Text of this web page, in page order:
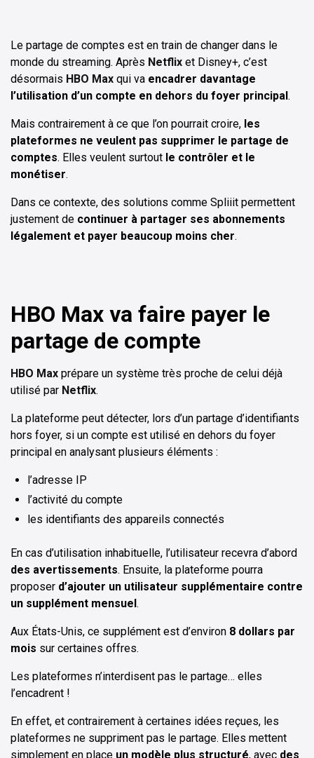
Le partage de comptes est en train de changer dans le
monde du streaming. Après Netflix et Disney+, c’est
désormais HBO Max qui va encadrer davantage
l’utilisation d’un compte en dehors du foyer principal.
Mais contrairement à ce que l’on pourrait croire, les
plateformes ne veulent pas supprimer le partage de
comptes. Elles veulent surtout le contrôler et le
monétiser.
Dans ce contexte, des solutions comme Spliiit permettent
justement de continuer à partager ses abonnements
légalement et payer beaucoup moins cher.
HBO Max va faire payer le
partage de compte
HBO Max prépare un système très proche de celui déjà
utilisé par Netflix.
La plateforme peut détecter, lors d’un partage d’identifiants
hors foyer, si un compte est utilisé en dehors du foyer
principal en analysant plusieurs éléments :
l’adresse IP
l’activité du compte
les identifiants des appareils connectés
En cas d’utilisation inhabituelle, l’utilisateur recevra d’abord
des avertissements. Ensuite, la plateforme pourra
proposer d’ajouter un utilisateur supplémentaire contre
un supplément mensuel.
Aux États-Unis, ce supplément est d’environ 8 dollars par
mois sur certaines offres.
Les plateformes n’interdisent pas le partage… elles
l’encadrent !
En effet, et contrairement à certaines idées reçues, les
plateformes ne suppriment pas le partage. Elles mettent
simplement en place un modèle plus structuré, avec des